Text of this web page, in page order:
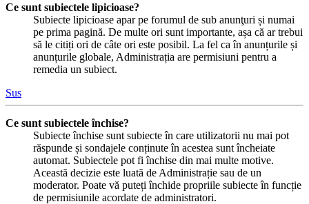
Ce sunt subiectele lipicioase?
Subiecte lipicioase apar pe forumul de sub anunţuri și numai
pe prima pagină. De multe ori sunt importante, așa că ar trebui
să le citiți ori de câte ori este posibil. La fel ca în anunțurile și
anunțurile globale, Administrația are permisiuni pentru a
remedia un subiect.
Sus
Ce sunt subiectele închise?
Subiecte închise sunt subiecte în care utilizatorii nu mai pot
răspunde și sondajele conținute în acestea sunt încheiate
automat. Subiectele pot fi închise din mai multe motive.
Această decizie este luată de Administrație sau de un
moderator. Poate vă puteți închide propriile subiecte în funcție
de permisiunile acordate de administratori.